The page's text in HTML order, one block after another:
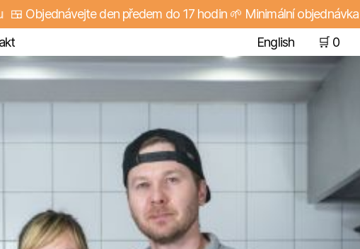
den předem do 17 hodin 🌱 Minimální objednávka
English 🛒 0